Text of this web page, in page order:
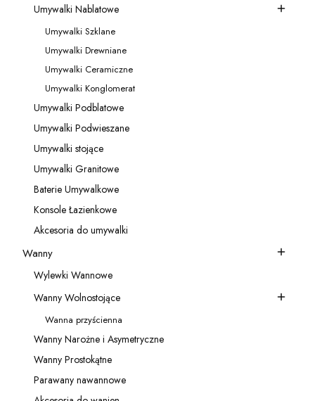
Kategoria - Umywalki Nablatowe
Umywalki Nablatowe
Kategoria - Umywalki Szklane
Umywalki Szklane
Kategoria - Umywalki Drewniane
Umywalki Drewniane
Kategoria - Umywalki Ceramiczne
Umywalki Ceramiczne
Kategoria - Umywalki Konglomerat
Umywalki Konglomerat
Kategoria - Umywalki Podblatowe
Umywalki Podblatowe
Kategoria - Umywalki Podwieszane
Umywalki Podwieszane
Kategoria - Umywalki stojące
Umywalki stojące
Kategoria - Umywalki Granitowe
Umywalki Granitowe
Kategoria - Baterie Umywalkowe
Baterie Umywalkowe
Kategoria - Konsole Łazienkowe
Konsole Łazienkowe
Kategoria - Akcesoria do umywalki
Akcesoria do umywalki
Kategoria - Wanny
Wanny
Kategoria - Wylewki Wannowe
Wylewki Wannowe
Kategoria - Wanny Wolnostojące
Wanny Wolnostojące
Kategoria - Wanna przyścienna
Wanna przyścienna
Kategoria - Wanny Narożne i Asymetryczne
Wanny Narożne i Asymetryczne
Kategoria - Wanny Prostokątne
Wanny Prostokątne
Kategoria - Parawany nawannowe
Parawany nawannowe